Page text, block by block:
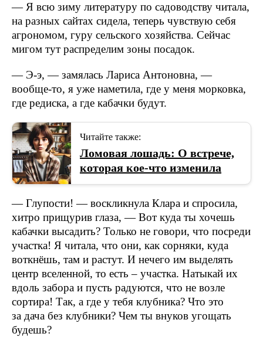
— Я всю зиму литературу по садоводству читала,
на разных сайтах сидела, теперь чувствую себя
агрономом, гуру сельского хозяйства. Сейчас
мигом тут распределим зоны посадок.
— Э-э, — замялась Лариса Антоновна, —
вообще-то, я уже наметила, где у меня морковка,
где редиска, а где кабачки будут.
Читайте также:
Ломовая лошадь: О встрече,
которая кое-что изменила
— Глупости! — воскликнула Клара и спросила,
хитро прищурив глаза, — Вот куда ты хочешь
кабачки высадить? Только не говори, что посреди
участка! Я читала, что они, как сорняки, куда
воткнёшь, там и растут. И нечего им выделять
центр вселенной, то есть – участка. Натыкай их
вдоль забора и пусть радуются, что не возле
сортира! Так, а где у тебя клубника? Что это
за дача без клубники? Чем ты внуков угощать
будешь?